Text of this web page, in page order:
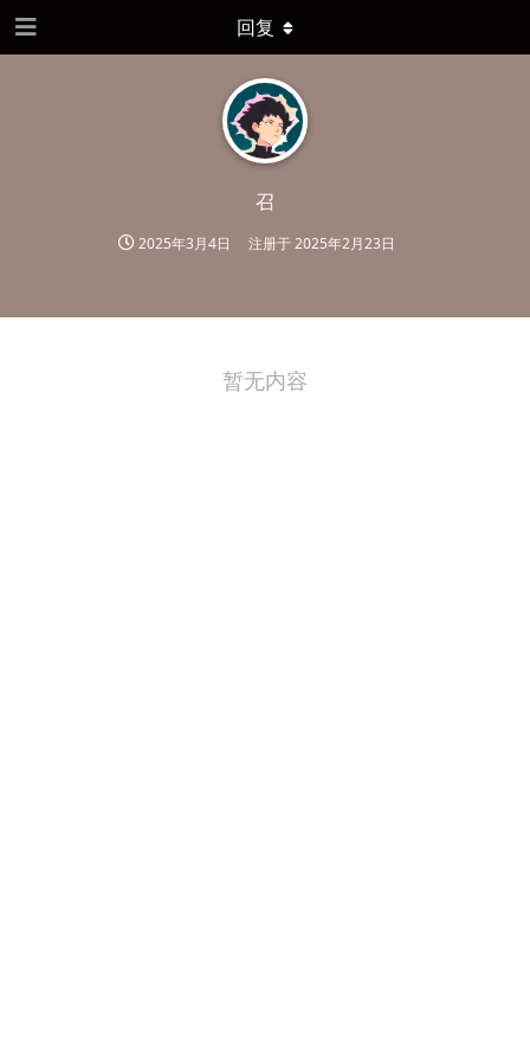
召
2025年3月4日 注册于2025年2月23日
回复
暂无内容